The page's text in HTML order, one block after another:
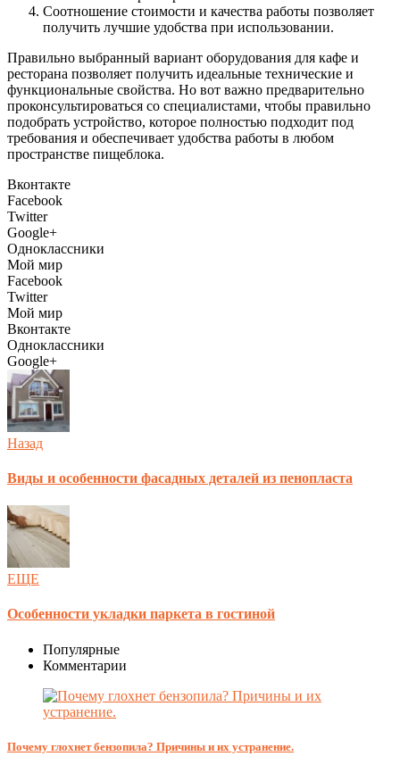
Соотношение стоимости и качества работы позволяет
получить лучшие удобства при использовании.
Правильно выбранный вариант оборудования для кафе и
ресторана позволяет получить идеальные технические и
функциональные свойства. Но вот важно предварительно
проконсультироваться со специалистами, чтобы правильно
подобрать устройство, которое полностью подходит под
требования и обеспечивает удобства работы в любом
пространстве пищеблока.
Вконтакте
Facebook
Twitter
Google+
Одноклассники
Мой мир
Facebook
Twitter
Мой мир
Вконтакте
Одноклассники
Google+
Назад
Виды и особенности фасадных деталей из пенопласта
ЕЩЕ
Особенности укладки паркета в гостиной
Популярные
Комментарии
Почему глохнет бензопила? Причины и их устранение.